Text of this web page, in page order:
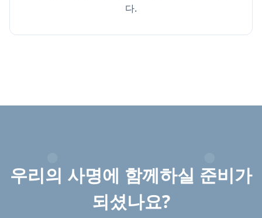
다.
우리의 사명에 함께하실 준비가
되셨나요?